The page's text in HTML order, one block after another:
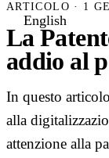
English
ARTICOLO · 1
La
addio al
In questo
alla
attenzione alla